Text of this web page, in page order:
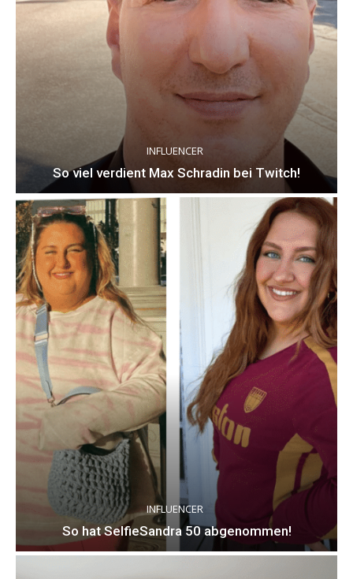
INFLUENCER
So viel verdient Max Schradin bei Twitch!
INFLUENCER
So hat SelfieSandra 50 abgenommen!